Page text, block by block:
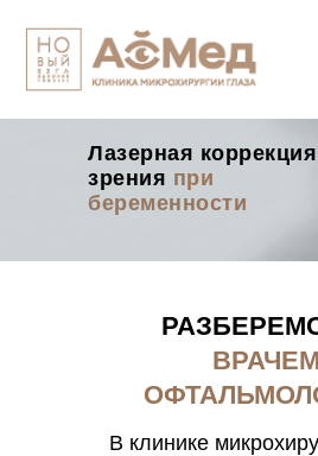
Лазерная коррекция
зрения при
беременности
ВРАЧЕМ
В клинике